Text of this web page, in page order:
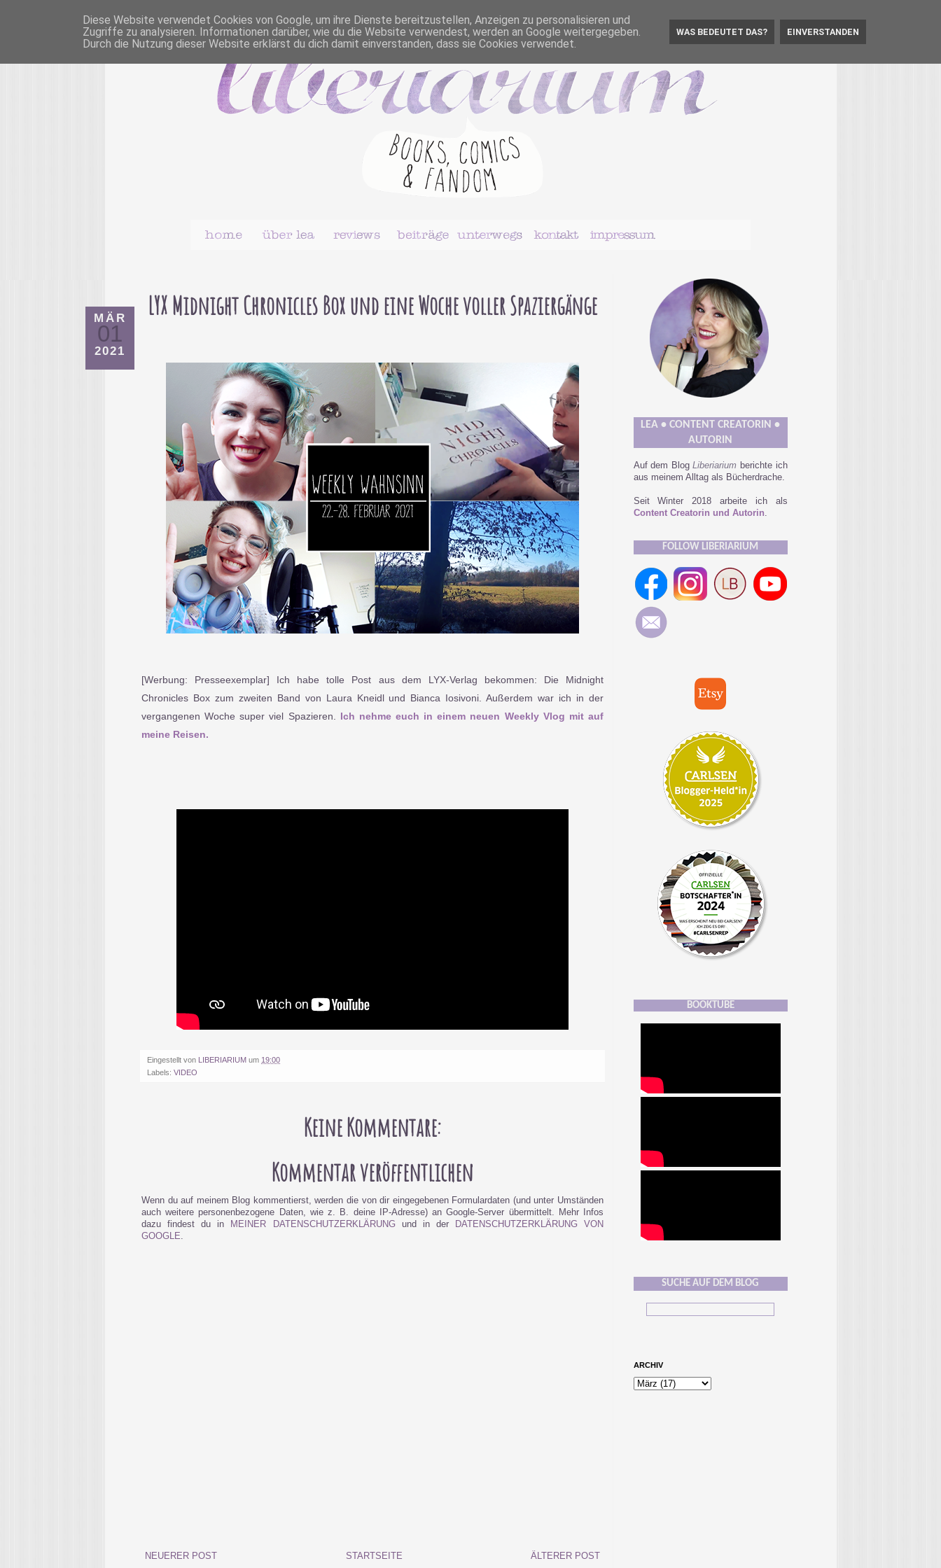
MÄR
01
2021
LYX Midnight Chronicles Box und eine Woche voller Spaziergänge
[Werbung: Presseexemplar] Ich habe tolle Post aus dem LYX-Verlag bekommen: Die Midnight
Chronicles Box zum zweiten Band von Laura Kneidl und Bianca Iosivoni. Außerdem war ich in der
vergangenen Woche super viel Spazieren.
Ich nehme euch in einem neuen Weekly Vlog mit auf
meine Reisen.
Eingestellt von LIBERIARIUM um 19:00
Labels: VIDEO
Keine Kommentare:
Kommentar veröffentlichen
Wenn du auf meinem Blog kommentierst, werden die von dir eingegebenen Formulardaten (und unter Umständen
auch weitere personenbezogene Daten, wie z. B. deine IP-Adresse) an Google-Server übermittelt. Mehr Infos
dazu findest du in
MEINER DATENSCHUTZERKLÄRUNG und in der
DATENSCHUTZERKLÄRUNG VON
GOOGLE
NEUERER POST ÄLTERER POST
STARTSEITE
LEA • CONTENT CREATORIN •
AUTORIN
Auf dem BlogLiberiarium berichte ich
aus meinem Alltag als Bücherdrache.
Seit Winter 2018 arbeite ich als
Content Creatorin und Autorin.
FOLLOW LIBERIARIUM
BOOKTUBE
SUCHE AUF DEM BLOG
ARCHIV
Diese Website verwendet Cookies von Google, um ihre Dienste bereitzustellen, Anzeigen zu personalisieren und
Zugriffe zu analysieren. Informationen darüber, wie du die Website verwendest, werden an Google weitergegeben.
Durch die Nutzung dieser Website erklärst du dich damit einverstanden, dass sie Cookies verwendet.
WAS BEDEUTET DAS? EINVERSTANDEN